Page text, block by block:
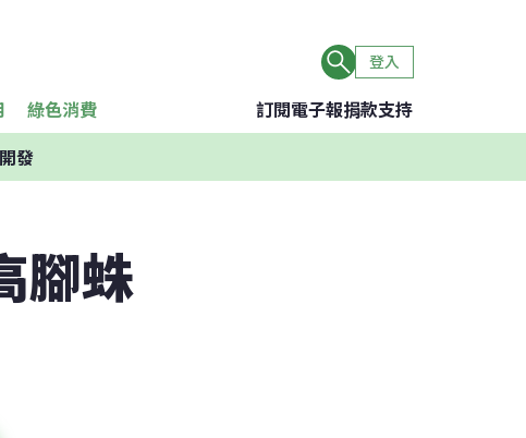
登入
綠色消費 訂閱電子報捐款支持
發
腳蛛